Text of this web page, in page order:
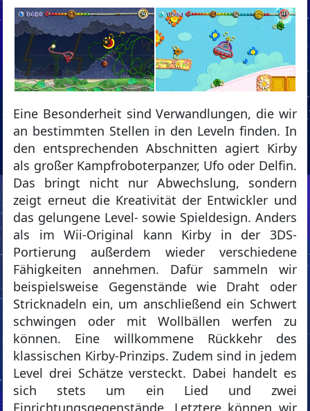
Eine Besonderheit sind Verwandlungen, die wir
an bestimmten Stellen in den Leveln finden. In
den entsprechenden Abschnitten agiert Kirby
als großer Kampfroboterpanzer, Ufo oder Delfin.
Das bringt nicht nur Abwechslung, sondern
zeigt erneut die Kreativität der Entwickler und
das gelungene Level- sowie Spieldesign. Anders
als im Wii-Original kann Kirby in der 3DS-
Portierung außerdem wieder verschiedene
Fähigkeiten annehmen. Dafür sammeln wir
beispielsweise Gegenstände wie Draht oder
Stricknadeln ein, um anschließend ein Schwert
schwingen oder mit Wollbällen werfen zu
können. Eine willkommene Rückkehr des
klassischen Kirby-Prinzips. Zudem sind in jedem
Level drei Schätze versteckt. Dabei handelt es
sich stets um ein Lied und zwei
Einrichtungsgegenstände. Letztere können wir